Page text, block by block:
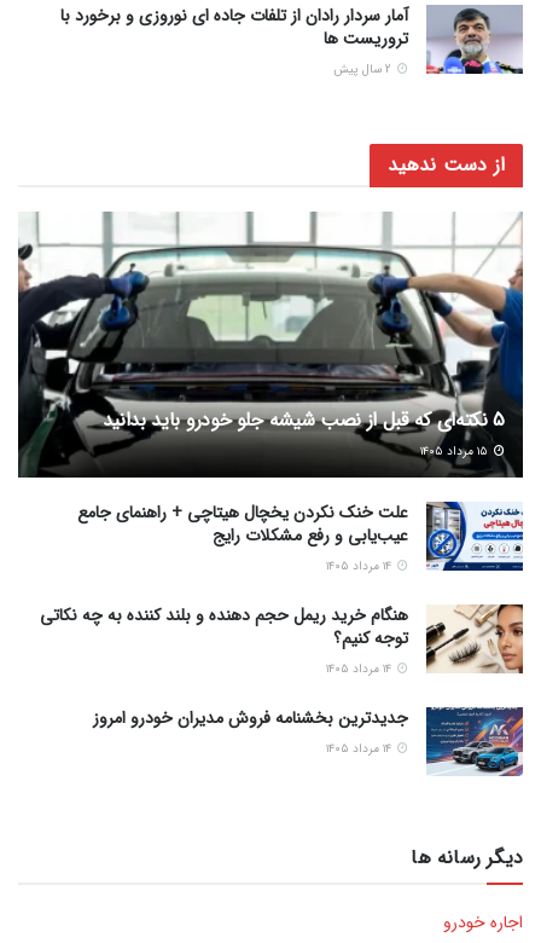
آمار سردار رادان از تلفات جاده ای نوروزی و برخورد با
تروریست ها
از دست ندهید
5 نکته‌ای که قبل از نصب شیشه جلو خودرو باید بدانید
علت خنک نکردن یخچال هیتاچی + راهنمای جامع
عیب‌یابی و رفع مشکلات رایج
هنگام خرید ریمل حجم دهنده و بلند کننده به چه نکاتی
توجه کنیم؟
جدیدترین بخشنامه فروش مدیران خودرو امروز
دیگر رسانه ها
اجاره خودرو